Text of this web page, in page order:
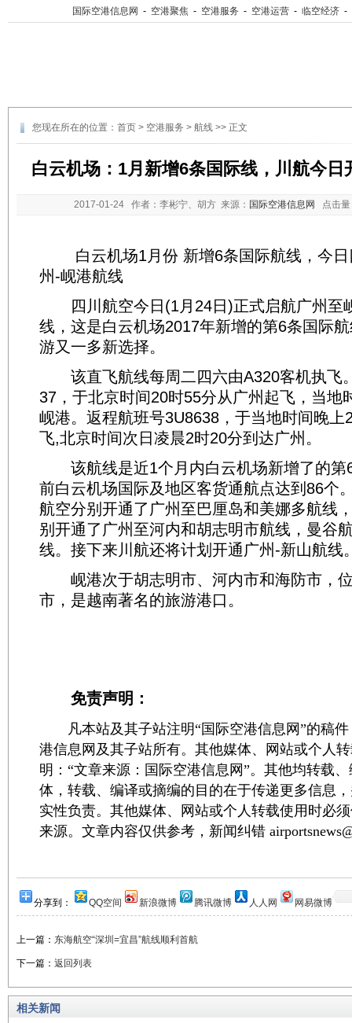
国际空港信息网 - 空港聚焦 - 空港服务 - 空港运营 - 临空经济 -
您现在所在的位置： 首页 > 空港服务 > 航线 >> 正文
白云机场：1月新增6条国际线，川航今日
2017-01-24 作者：李彬宁、胡方 来源： 国际空港信息网 点击量
白云机场1月份 新增6条国际航线，今日
州-岘港航线
四川航空今日(1月24日)正式启航广州至
线，这是白云机场2017年新增的第6条国际
游又一多新选择。
该直飞航线每周二四六由A320客机执飞
37，于北京时间20时55分从广州起飞，当地
岘港。返程航班号3U8638，于当地时间晚上
飞,北京时间次日凌晨2时20分到达广州。
该航线是近1个月内白云机场新增了的第
前白云机场国际及地区客货通航点达到86个
航空分别开通了广州至巴厘岛和美娜多航线
别开通了广州至河内和胡志明市航线，曼谷
线。接下来川航还将计划开通广州-新山航线
岘港次于胡志明市、河内市和海防市，
市，是越南著名的旅游港口。
免责声明：
凡本站及其子站注明“国际空港信息网”的稿件
港信息网及其子站所有。其他媒体、网站或个人
明：“文章来源：国际空港信息网”。其他均转载
体，转载、编译或摘编的目的在于传递更多信息
实性负责。其他媒体、网站或个人转载使用时必
来源。文章内容仅供参考，新闻纠错
分享到： QQ空间 新浪微博 腾讯微博 人人网 网易微博
上一篇： 东海航空“深圳=宜昌”航线顺利首航
下一篇： 返回列表
相关新闻